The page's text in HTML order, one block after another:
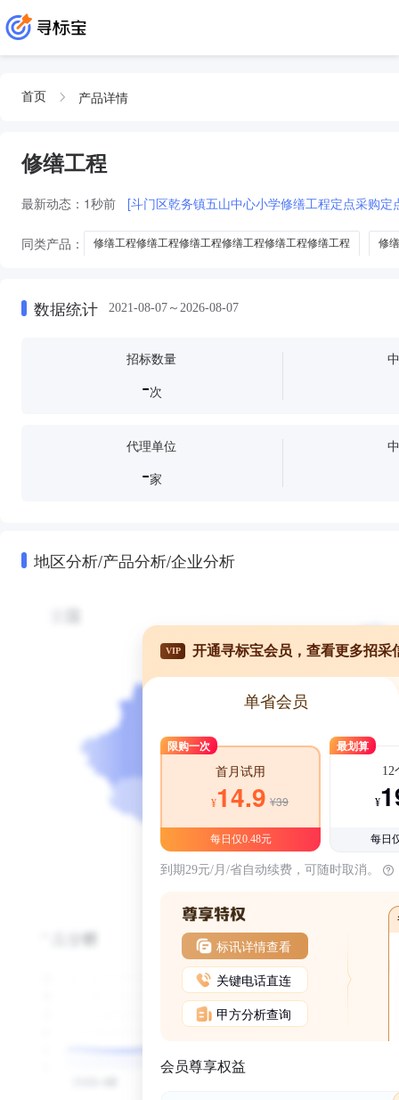
首页 产品详情
修缮工程
最新动态： 1秒前 [斗门区乾务镇五山中心小学修缮工程定点采购定
同类产品： 修缮工程修缮工程修缮工程修缮工程修缮工程修缮工程 修
数据统计 2021-08-07～2026-08-07
招标数量
-次
代理单位
-家
地区分析/产品分析/企业分析
VIP 开通寻标宝会员，查看更多招采
单省会员
限购一次
首月试用
¥14.9 ¥39
每日仅0.48元
最划算
12
¥
每日
到期29元/月/省自动续费，可随时取消。
标讯详情查看
关键电话直连
甲方分析查询
会员尊享权益